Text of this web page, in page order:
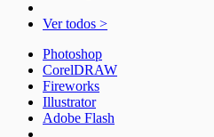
Ver todos >
Photoshop
CorelDRAW
Fireworks
Illustrator
Adobe Flash